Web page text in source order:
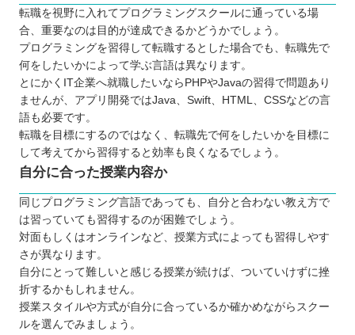
転職を視野に入れてプログラミングスクールに通っている場
合、重要なのは目的が達成できるかどうかでしょう。
プログラミングを習得して転職するとした場合でも、転職先で
何をしたいかによって学ぶ言語は異なります。
とにかくIT企業へ就職したいならPHPやJavaの習得で問題あり
ませんが、アプリ開発ではJava、Swift、HTML、CSSなどの言
語も必要です。
転職を目標にするのではなく、転職先で何をしたいかを目標に
して考えてから習得すると効率も良くなるでしょう。
自分に合った授業内容か
同じプログラミング言語であっても、自分と合わない教え方で
は習っていても習得するのが困難でしょう。
対面もしくはオンラインなど、授業方式によっても習得しやす
さが異なります。
自分にとって難しいと感じる授業が続けば、ついていけずに挫
折するかもしれません。
授業スタイルや方式が自分に合っているか確かめながらスクー
ルを選んでみましょう。